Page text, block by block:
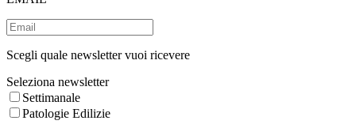
Scegli quale newsletter vuoi ricevere
Seleziona newsletter
Settimanale
Patologie Edilizie